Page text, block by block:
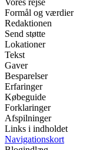
Formål og værdier
Redaktionen
Send støtte
Lokationer
Tekst
Gaver
Besparelser
Erfaringer
Købeguide
Forklaringer
Afspilninger
Links i indholdet
Navigationskort